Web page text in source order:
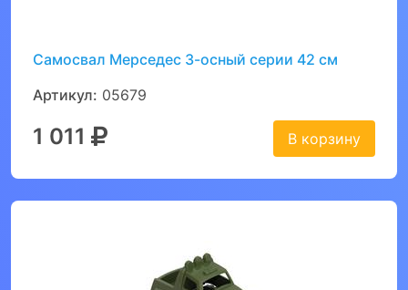
Самосвал Мерседес 3-осный серии 42 см
Артикул: 05679
1 011 В корзину